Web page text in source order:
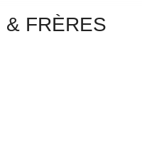
& FRÈRES